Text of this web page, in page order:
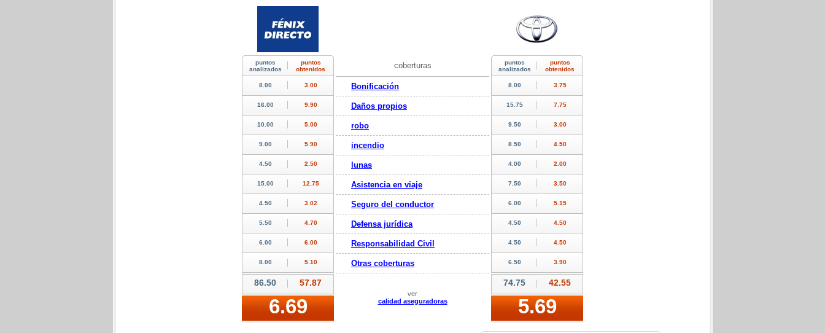
coberturas
Bonificación
Daños propios
robo
incendio
lunas
Asistencia en viaje
Seguro del conductor
Defensa jurídica
Responsabilidad Civil
Otras coberturas
ver
calidad aseguradoras